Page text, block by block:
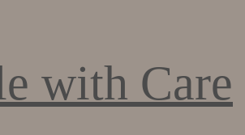
with Care